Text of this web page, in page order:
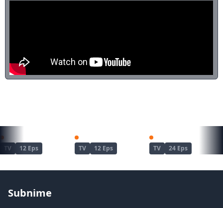
TV 12 Eps TV 12 Eps TV 24 Eps
Subnime